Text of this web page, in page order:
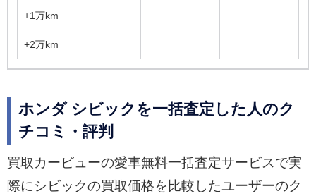
+1万km
+2万km
ホンダ シビックを一括査定した人のク
チコミ・評判
買取カービューの愛車無料一括査定サービスで実
際にシビックの買取価格を比較したユーザーのク